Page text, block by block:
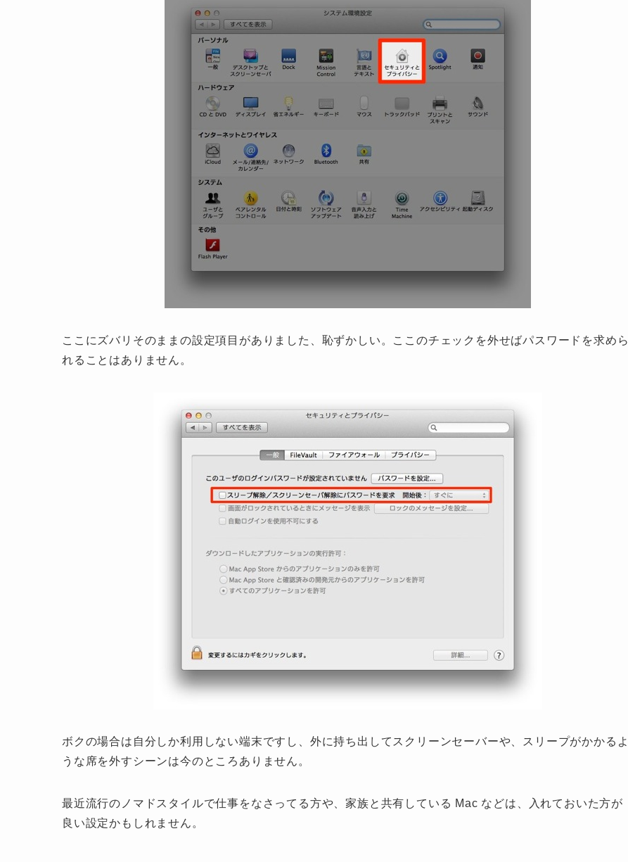
ここにズバリそのままの設定項目がありました、恥ずかしい。ここのチェックを外せばパスワードを求めら
れることはありません。
ボクの場合は自分しか利用しない端末ですし、外に持ち出してスクリーンセーバーや、スリープがかかるよ
うな席を外すシーンは今のところありません。
最近流行のノマドスタイルで仕事をなさってる方や、家族と共有している Mac などは、入れておいた方が
良い設定かもしれません。